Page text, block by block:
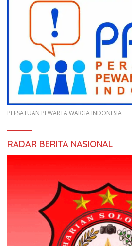
PERSATUAN PEWARTA WARGA INDONESIA
RADAR BERITA NASIONAL